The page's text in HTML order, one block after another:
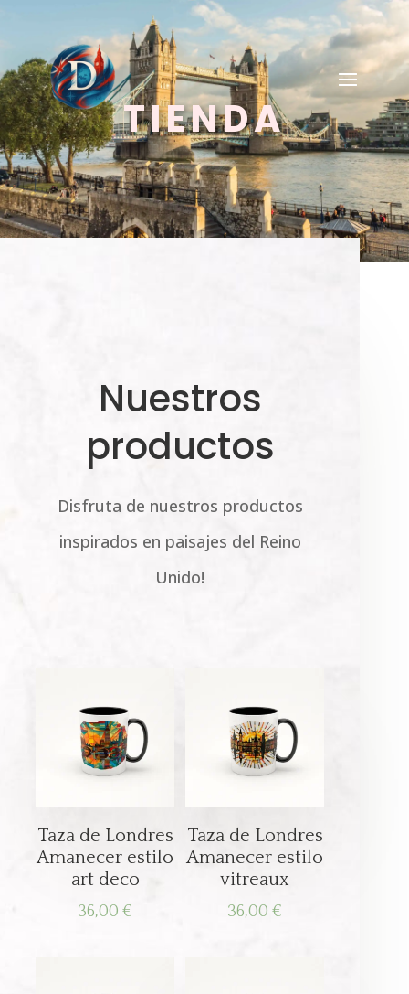
TIENDA
Nuestros
productos
Disfruta de nuestros productos
inspirados en paisajes del Reino
Unido!
Taza de Londres
Amanecer estilo
art deco
36,00€
Taza de Londres
Amanecer estilo
vitreaux
36,00€